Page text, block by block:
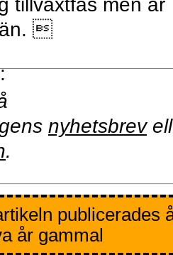
tillväxtfas men är
än. 
nyhetsbrev
.
publicerades
år gammal